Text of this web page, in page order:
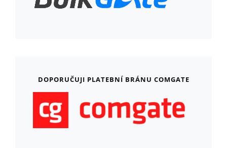
DOPORUČUJI PLATEBNÍ BRÁNU COMGATE